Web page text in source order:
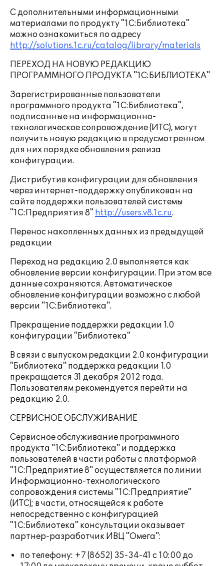
С дополнительными информационными
материалами по продукту "1С:Библиотека"
можно ознакомиться по адресу
http://solutions.1c.ru/catalog/library/materials
ПЕРЕХОД НА НОВУЮ РЕДАКЦИЮ
ПРОГРАММНОГО ПРОДУКТА "1С:БИБЛИОТЕКА"
Зарегистрированные пользователи
программного продукта "1С:Библиотека",
подписанные на информационно-
технологическое сопровождение (ИТС), могут
получить новую редакцию в предусмотренном
для них порядке обновления релиза
конфигурации.
Дистрибутив конфигурации для обновления
через интернет-поддержку опубликован на
сайте поддержки пользователей системы
"1С:Предприятия 8" http://users.v8.1c.ru.
Перенос накопленных данных из предыдущей
редакции
Переход на редакцию 2.0 выполняется как
обновление версии конфигурации. При этом все
данные сохраняются. Автоматическое
обновление конфигурации возможно с любой
версии "1С:Библиотека".
Прекращение поддержки редакции 1.0
конфигурации "Библиотека"
В связи с выпуском редакции 2.0 конфигурации
"Библиотека" поддержка редакции 1.0
прекращается 31 декабря 2012 года.
Пользователям рекомендуется перейти на
редакцию 2.0.
СЕРВИСНОЕ ОБСЛУЖИВАНИЕ
Сервисное обслуживание программного
продукта "1С:Библиотека" и поддержка
пользователей в части работы с платформой
"1С:Предприятие 8" осуществляется по линии
Информационно-технологического
сопровождения системы "1С:Предприятие"
(ИТС); в части, относящейся к работе
непосредственно с конфигурацией
"1С:Библиотека" консультации оказывает
партнер-разработчик ИВЦ "Омега":
по телефону: +7 (8652) 35-34-41 с 10:00 до